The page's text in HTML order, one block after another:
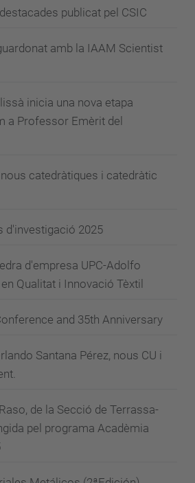
publicat pel CSIC
amb la IAAM Scientist
inicia una nova etapa
a Professor Emèrit del
catedràtiques i catedràtic
d'investigació 2025
d'empresa UPC-Adolfo
Qualitat i Innovació Tèxtil
and 35th Anniversary
Santana Pérez, nous CU i
de la Secció de Terrassa-
pel programa Acadèmia